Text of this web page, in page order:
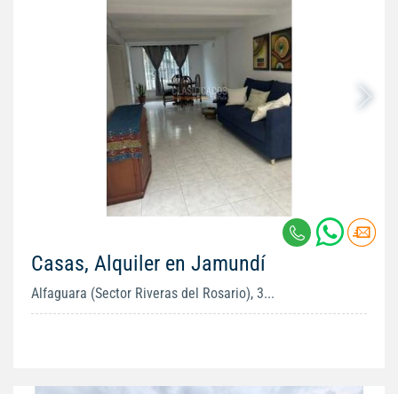
Casas, Alquiler en Jamundí
Alfaguara (Sector Riveras del Rosario), 3...